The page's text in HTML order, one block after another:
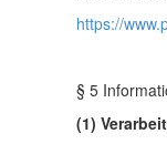
https://
§ 5
(1)